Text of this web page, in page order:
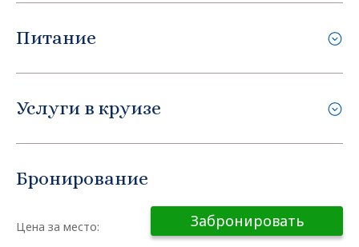
Питание
Услуги в круизе
Бронирование
Цена за место: Забронировать